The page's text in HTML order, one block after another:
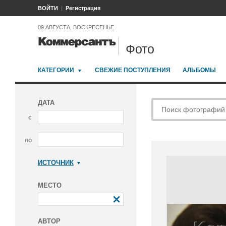
ВОЙТИ Регистрация
09 АВГУСТА, ВОСКРЕСЕНЬЕ
Фото
КАТЕГОРИИ СВЕЖИЕ ПОСТУПЛЕНИЯ АЛЬБОМЫ
ДАТА
с
по
ИСТОЧНИК
МЕСТО
АВТОР